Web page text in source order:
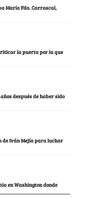
María Fda. Carrascal,
la puerta por la que
después de haber sido
de Iván Mejía para luchar
en Washington donde